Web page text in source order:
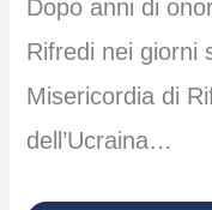
Dopo anni di
Rifredi nei giorni
Misericordia di
dell’Ucraina…